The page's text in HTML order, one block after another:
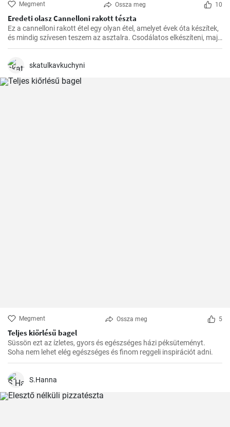
Megment Ossza meg 10
Eredeti olasz Cannelloni rakott tészta
Ez a cannelloni rakott étel egy olyan étel, amelyet évek óta készítek,
és mindig szívesen teszem az asztalra. Csodálatos elkészíteni, majd
a kívánt időben a sütőben megsütni. A paradicsomszósz
hússal töltött cannelloni pikáns ízének kombinációja egyszerűen
skatulkavkuchyni
Megment Ossza meg 5
Teljes kiőrlésű bagel
Süssön ezt az ízletes, gyors és egészséges házi péksüteményt.
Soha nem lehet elég egészséges és finom reggeli inspirációt adni.
S.Hanna